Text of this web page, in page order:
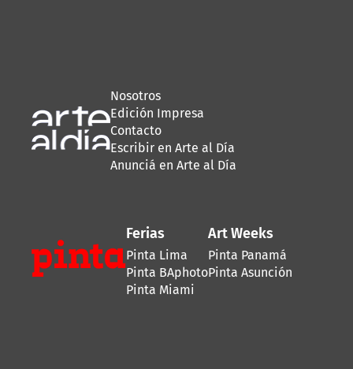
Nosotros
Edición Impresa
Contacto
Escribir en Arte al Día
Anunciá en Arte al Día
Ferias
Pinta Lima
Pinta BAphoto
Pinta Miami
Art Weeks
Pinta Panamá
Pinta Asunción